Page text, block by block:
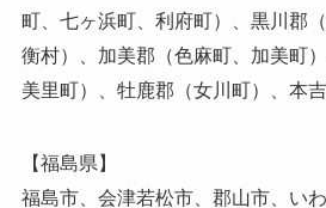
町、七ヶ浜町、利府町）、黒川郡
衡村）、加美郡（色麻町、加美町
美里町）、牡鹿郡（女川町）、本
【福島県】
福島市、会津若松市、郡山市、い